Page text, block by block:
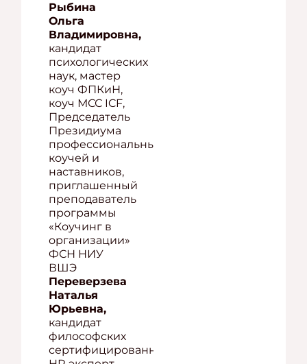
Рыбина
Ольга
Владимировна,
кандидат
психологических
наук, мастер
коуч ФПКиН,
коуч МСС ICF,
Председатель
Президиума
профессиональных
коучей и
наставников,
приглашенный
преподаватель
программы
«Коучинг в
организации»
ФСН НИУ
ВШЭ
Переверзева
Наталья
Юрьевна,
кандидат
философских
сертифицированный